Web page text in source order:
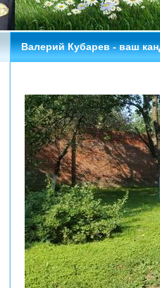
Валерий Кубарев - ваш